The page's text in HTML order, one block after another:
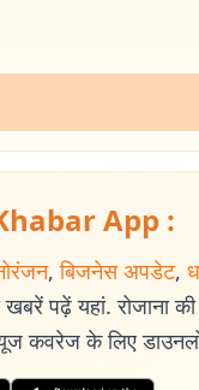
App :
, बिजनेस अपडेट,
खबरें पढ़ें यहां. रोजाना
कवरेज के लिए